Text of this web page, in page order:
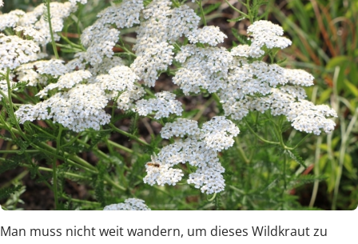
Man muss nicht weit wandern, um dieses Wildkraut zu